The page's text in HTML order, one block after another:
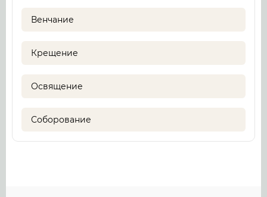
Венчание
Крещение
Освящение
Соборование